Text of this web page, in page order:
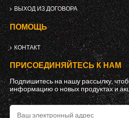
ВЫХОД ИЗ ДОГОВОРА
ПОМОЩЬ
КОНТАКТ
ПРИСОЕДИНЯЙТЕСЬ К НАМ
Подпишитесь на нашу рассылку,
информацию о новых продуктах и